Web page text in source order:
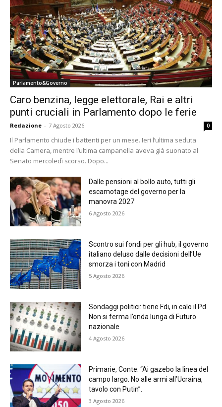
Parlamento&Governo
Caro benzina, legge elettorale, Rai e altri
punti cruciali in Parlamento dopo le ferie
Redazione - 7 Agosto 2026 0
Il Parlamento chiude i battenti per un mese. Ieri l’ultima seduta
della Camera, mentre l’ultima campanella aveva già suonato al
Senato mercoledì scorso. Dopo...
Dalle pensioni al bollo auto, tutti gli
escamotage del governo per la
manovra 2027
6 Agosto 2026
Scontro sui fondi per gli hub, il governo
italiano deluso dalle decisioni dell’Ue
smorza i toni con Madrid
5 Agosto 2026
Sondaggi politici: tiene Fdi, in calo il Pd.
Non si ferma l’onda lunga di Futuro
nazionale
4 Agosto 2026
Primarie, Conte: “Ai gazebo la linea del
campo largo. No alle armi all’Ucraina,
tavolo con Putin”.
3 Agosto 2026